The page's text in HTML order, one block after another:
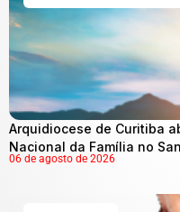
Arquidiocese de Curitiba
Nacional da Família no
06 de agosto de 2026